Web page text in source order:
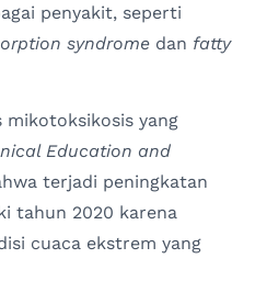
penyakit, seperti
syndrome dan fatty
mikotoksikosis yang
Education and
terjadi peningkatan
tahun 2020 karena
cuaca ekstrem yang